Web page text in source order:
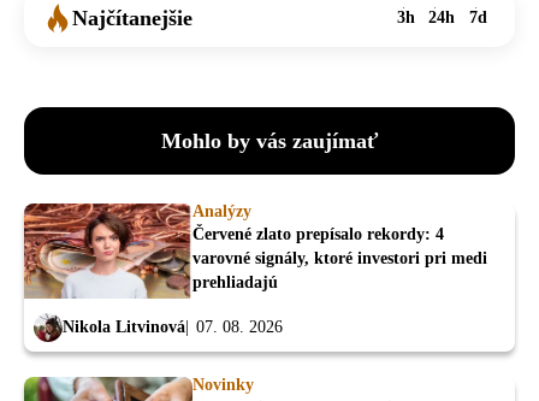
Najčítanejšie 3h 24h 7d
Mohlo by vás zaujímať
Analýzy
Červené zlato prepísalo rekordy: 4
varovné signály, ktoré investori pri medi
prehliadajú
Nikola Litvinová 07. 08. 2026
Novinky